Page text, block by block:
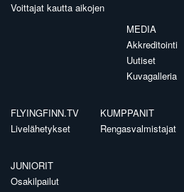
Voittajat kautta aikojen
MEDIA
Akkreditointi
Uutiset
Kuvagalleria
FLYINGFINN.TV
Livelähetykset
KUMPPANIT
Rengasvalmistajat
JUNIORIT
Osakilpailut